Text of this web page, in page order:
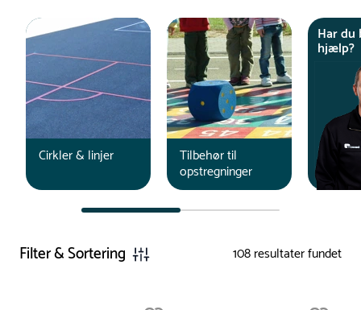
Cirkler & linjer Tilbehør til
opstregninger
Har
hjælp?
Filter & Sortering 108resultater fundet